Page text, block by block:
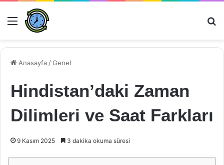
Menü
Anasayfa /Genel
Hindistan’daki Zaman
Dilimleri ve Saat Farkları
9 Kasım 2025 3 dakika okuma süresi